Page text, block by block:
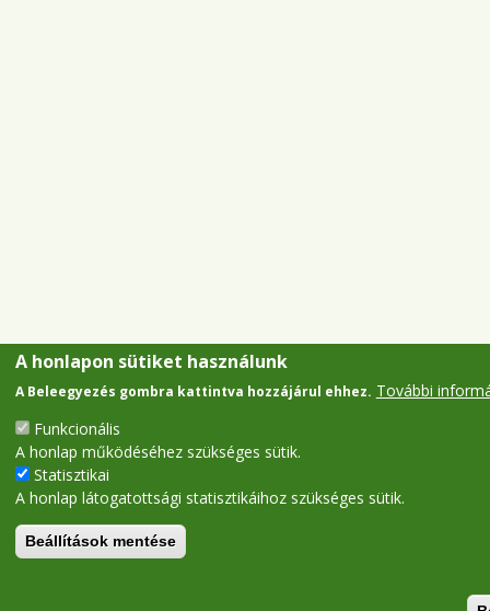
A honlapon sütiket használunk
A Beleegyezés gombra kattintva hozzájárul ehhez. További
Funkcionális
A honlap működéséhez szükséges sütik.
Statisztikai
A honlap látogatottsági statisztikáihoz szükséges sütik.
Beállítások mentése